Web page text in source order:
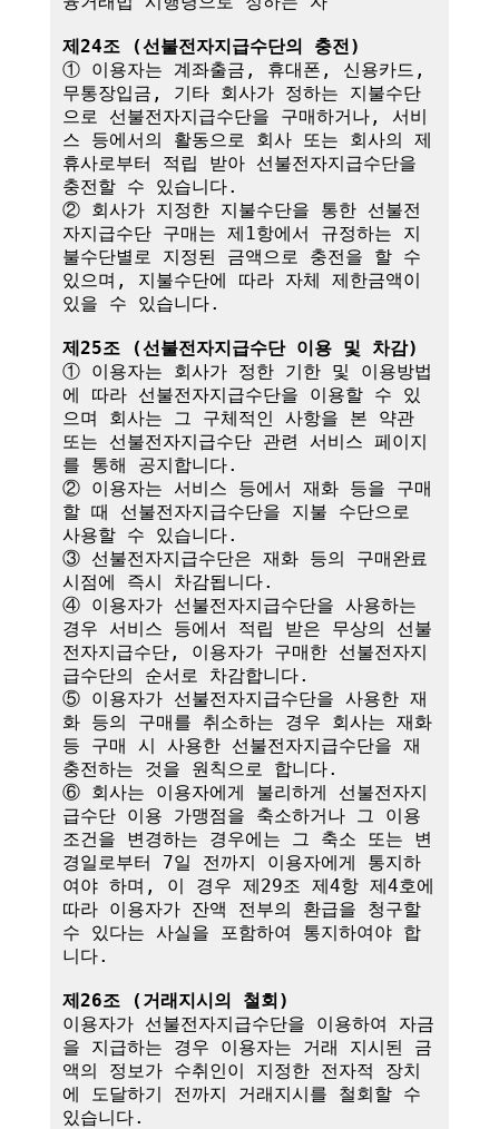
제24조 (선불전자지급수단의 충전)
① 이용자는 계좌출금, 휴대폰, 신용카드,
무통장입금, 기타 회사가 정하는 지불수단
으로 선불전자지급수단을 구매하거나, 서비
스 등에서의 활동으로 회사 또는 회사의 제
휴사로부터 적립 받아 선불전자지급수단을
충전할 수 있습니다.
② 회사가 지정한 지불수단을 통한 선불전
자지급수단 구매는 제1항에서 규정하는 지
불수단별로 지정된 금액으로 충전을 할 수
있으며, 지불수단에 따라 자체 제한금액이
있을 수 있습니다.
제25조 (선불전자지급수단 이용 및 차감)
① 이용자는 회사가 정한 기한 및 이용방법
에 따라 선불전자지급수단을 이용할 수 있
으며 회사는 그 구체적인 사항을 본 약관
또는 선불전자지급수단 관련 서비스 페이지
를 통해 공지합니다.
② 이용자는 서비스 등에서 재화 등을 구매
할 때 선불전자지급수단을 지불 수단으로
사용할 수 있습니다.
③ 선불전자지급수단은 재화 등의 구매완료
시점에 즉시 차감됩니다.
④ 이용자가 선불전자지급수단을 사용하는
경우 서비스 등에서 적립 받은 무상의 선불
전자지급수단, 이용자가 구매한 선불전자지
급수단의 순서로 차감합니다.
⑤ 이용자가 선불전자지급수단을 사용한 재
화 등의 구매를 취소하는 경우 회사는 재화
등 구매 시 사용한 선불전자지급수단을 재
충전하는 것을 원칙으로 합니다.
⑥ 회사는 이용자에게 불리하게 선불전자지
급수단 이용 가맹점을 축소하거나 그 이용
조건을 변경하는 경우에는 그 축소 또는 변
경일로부터 7일 전까지 이용자에게 통지하
여야 하며, 이 경우 제29조 제4항 제4호에
따라 이용자가 잔액 전부의 환급을 청구할
수 있다는 사실을 포함하여 통지하여야 합
니다.
제26조 (거래지시의 철회)
이용자가 선불전자지급수단을 이용하여 자금
을 지급하는 경우 이용자는 거래 지시된 금
액의 정보가 수취인이 지정한 전자적 장치
에 도달하기 전까지 거래지시를 철회할 수
있습니다.